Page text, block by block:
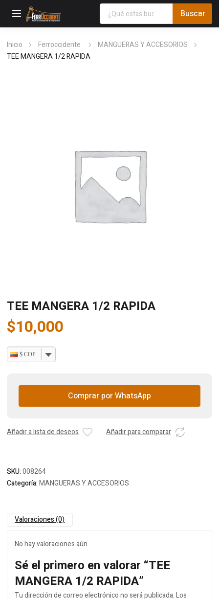
Inicio Ferroccidente
MANGUERAS Y ACCESORIOS
TEE MANGERA 1/2 RAPIDA
TEE MANGERA 1/2 RAPIDA
$10,000
$ COP
Comprar por WhatsApp
Añadir a lista de deseos Añadir para comparar
SKU:008264
Categoría:MANGUERAS Y ACCESORIOS
Valoraciones (0)
No hay valoraciones aún.
Sé el primero en valorar “TEE
MANGERA 1/2 RAPIDA”
Tu dirección de correo electrónico no será publicada.Los